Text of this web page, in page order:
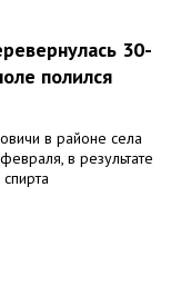
30-
полился
в районе села
в результате